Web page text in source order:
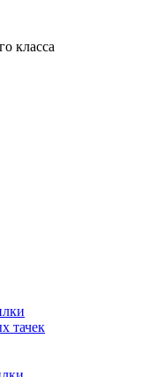
класса
тачек